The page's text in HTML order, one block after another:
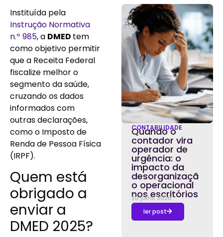
Instituída pela
Instrução Normativa
n.º 985,a DMED tem
como objetivo permitir
que a Receita Federal
fiscalize melhor o
segmento da saúde,
cruzando os dados
informados com
outras declarações,
como o Imposto de
Renda de Pessoa Física
(IRPF).
Quem está
obrigado a
enviar a
DMED 2025?
CONTABILIDADE
Quando o
contador vira
operador de
urgência: o
impacto da
desorganizaçã
o operacional
nos escritórios
20 julho 2026
ler post